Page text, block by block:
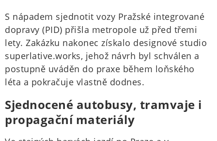
S nápadem sjednotit vozy Pražské integrované
dopravy (PID) přišla metropole už před třemi
lety. Zakázku nakonec získalo designové studio
superlative.works, jehož návrh byl schválen a
postupně uváděn do praxe během loňského
léta a pokračuje vlastně dodnes.
Sjednocené autobusy, tramvaje i
propagační materiály